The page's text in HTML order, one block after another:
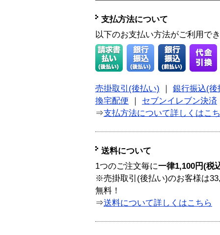
支払方法について
以下のお支払い方法がご利用で
売掛取引(後払い) ｜ 銀行振込(後
換宅配便 ｜ セブンイレブン決済
⇒支払方法について詳しくはこ
送料について
1つのご注文毎に一律1,100円(税
※売掛取引(後払い)のお客様は
無料！
⇒送料について詳しくはこちら